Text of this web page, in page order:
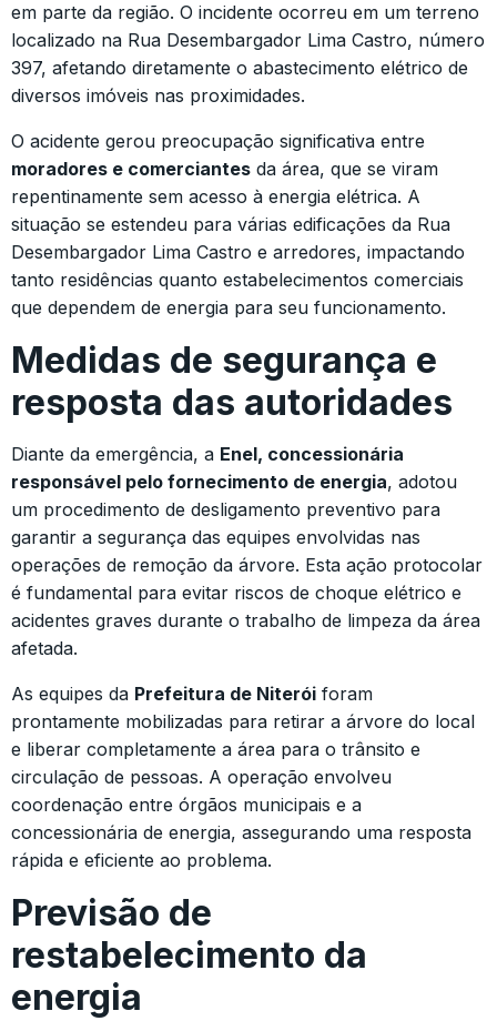
em parte da região. O incidente ocorreu em um terreno
localizado na Rua Desembargador Lima Castro, número
397, afetando diretamente o abastecimento elétrico de
diversos imóveis nas proximidades.
O acidente gerou preocupação significativa entre
moradores e comerciantes da área, que se viram
repentinamente sem acesso à energia elétrica. A
situação se estendeu para várias edificações da Rua
Desembargador Lima Castro e arredores, impactando
tanto residências quanto estabelecimentos comerciais
que dependem de energia para seu funcionamento.
Medidas de segurança e
resposta das autoridades
Diante da emergência, a Enel, concessionária
responsável pelo fornecimento de energia, adotou
um procedimento de desligamento preventivo para
garantir a segurança das equipes envolvidas nas
operações de remoção da árvore. Esta ação protocolar
é fundamental para evitar riscos de choque elétrico e
acidentes graves durante o trabalho de limpeza da área
afetada.
As equipes da Prefeitura de Niterói foram
prontamente mobilizadas para retirar a árvore do local
e liberar completamente a área para o trânsito e
circulação de pessoas. A operação envolveu
coordenação entre órgãos municipais e a
concessionária de energia, assegurando uma resposta
rápida e eficiente ao problema.
Previsão de
restabelecimento da
energia